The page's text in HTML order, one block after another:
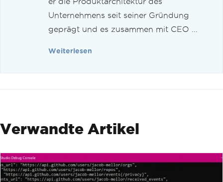
Unternehmens seit seiner Gründung
geprägt und es zusammen mit CEO ...
Weiterlesen
Verwandte Artikel